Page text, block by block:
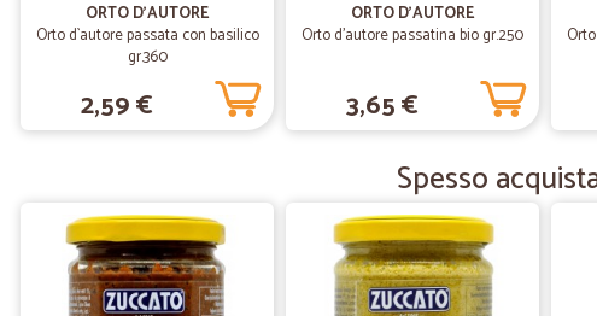
ORTO D'AUTORE
Orto d`autore passata con basilico
gr.360
2,59 €
ORTO D'AUTORE
Orto d'autore passatina bio gr.250
3,65 €
Spesso